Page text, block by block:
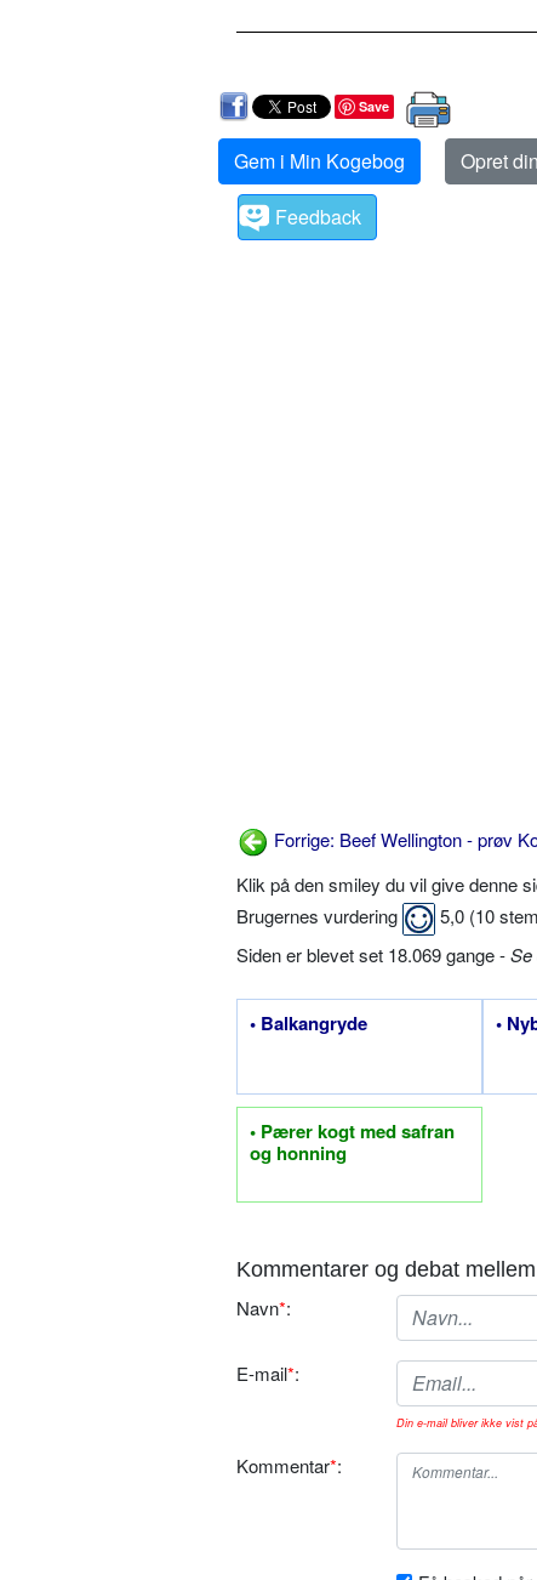
Save
Gem i Min Kogebog Opret
Feedback
Forrige: Beef Wellington - prøv
Klik på den smiley du vil give denne
Brugernes vurdering
5,0 (10
Siden er blevet set 18.069 gange -Se
• Balkangryde •
• Pærer kogt med safran
og honning
Kommentarer og debat
Navn*:
E-mail*:
Din e-mail bliver ikke vist
Kommentar*: